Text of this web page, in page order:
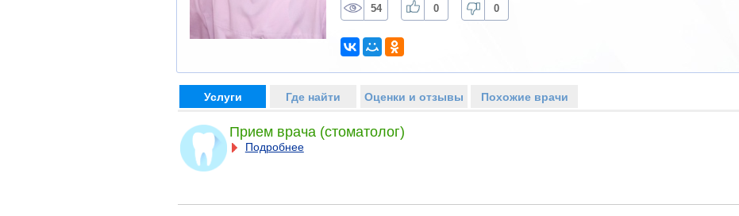
54 0 0
Услуги Где найти Оценки и отзывы Похожие врачи
Прием врача (стоматолог)
Подробнее